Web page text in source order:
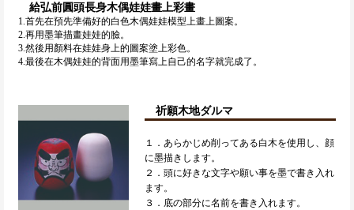
給弘前圓頭長身木偶娃娃畫上彩畫
1.首先在預先準備好的白色木偶娃娃模型上畫上圖案。
2.再用墨筆描畫娃娃的臉。
3.然後用顏料在娃娃身上的圖案塗上彩色。
4.最後在木偶娃娃的背面用墨筆寫上自己的名字就完成了。
祈願木地ダルマ
１．あらかじめ削ってある白木を使用し、顔
に墨描きします。
２．頭に好きな文字や願い事を墨で書き入れ
ます。
３．底の部分に名前を書き入れます。